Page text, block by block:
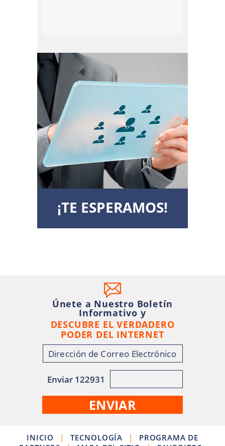
¡TE ESPERAMOS!
Únete a Nuestro Boletín
Informativo y
DESCUBRE EL VERDADERO
PODER DEL INTERNET
Enviar 122931
INICIO | TECNOLOGÍA |
PROGRAMA DE